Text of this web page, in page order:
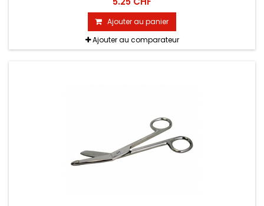
Ajouter au panier
Ajouter au comparateur